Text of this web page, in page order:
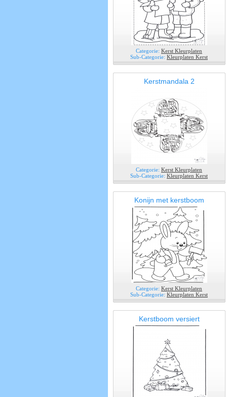
Categorie: Kerst Kleurplaten
Sub-Categorie: Kleurplaten Kerst
Kerstmandala 2
Categorie: Kerst Kleurplaten
Sub-Categorie: Kleurplaten Kerst
Konijn met kerstboom
Categorie: Kerst Kleurplaten
Sub-Categorie: Kleurplaten Kerst
Kerstboom versiert